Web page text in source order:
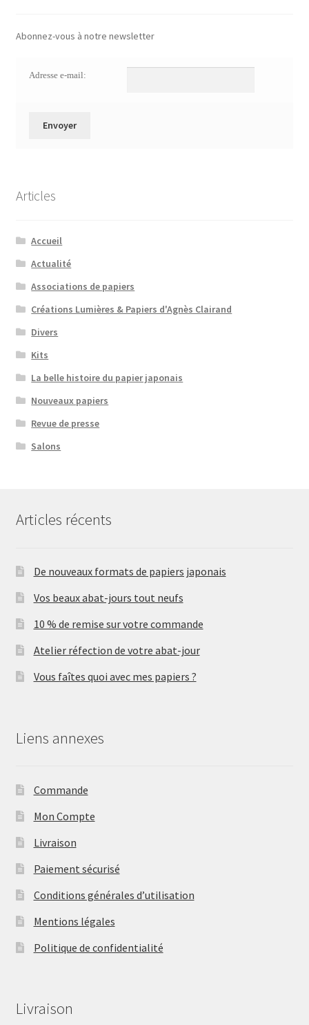
Abonnez-vous à notre newsletter
Adresse e-mail:
Articles
Accueil
Actualité
Associations de papiers
Créations Lumières & Papiers d'Agnès Clairand
Divers
Kits
La belle histoire du papier japonais
Nouveaux papiers
Revue de presse
Salons
Articles récents
De nouveaux formats de papiers japonais
Vos beaux abat-jours tout neufs
10 % de remise sur votre commande
Atelier réfection de votre abat-jour
Vous faîtes quoi avec mes papiers ?
Liens annexes
Commande
Mon Compte
Livraison
Paiement sécurisé
Conditions générales d’utilisation
Mentions légales
Politique de confidentialité
Livraison